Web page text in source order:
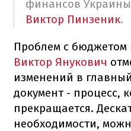
финансов Украины
Виктор Пинзеник.
Проблем с бюджетом
Виктор Янукович
изменений в
документ - процесс,
прекращается.
необходимости,